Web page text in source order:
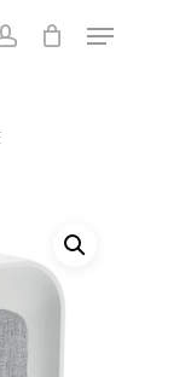
account
Menu